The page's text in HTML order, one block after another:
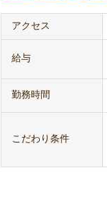
アクセス
給与
勤務時間
こだわり条件